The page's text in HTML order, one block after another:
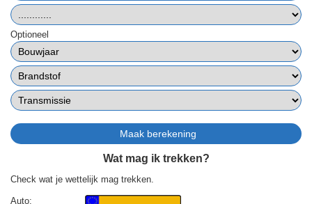
Optioneel
Wat mag ik trekken?
Check wat je wettelijk mag trekken.
Auto: